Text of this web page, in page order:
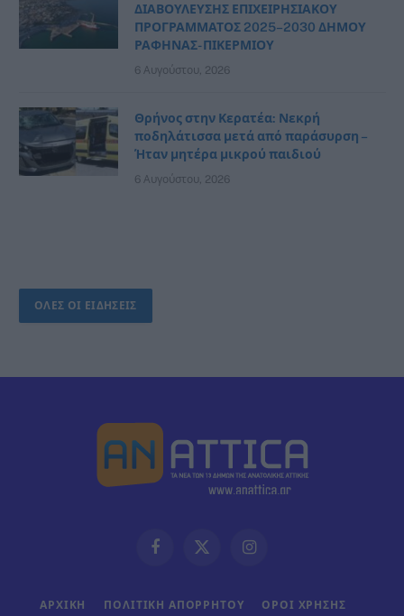
ΔΙΑΒΟΥΛΕΥΣΗΣ ΕΠΙΧΕΙΡΗΣΙΑΚΟΥ
ΠΡΟΓΡΑΜΜΑΤΟΣ 2025–2030 ΔΗΜΟΥ
ΡΑΦΗΝΑΣ- ΠΙΚΕΡΜΙΟΥ
6 Αυγούστου, 2026
Θρήνος στην Κερατέα: Νεκρή
ποδηλάτισσα μετά από παράσυρση –
Ήταν μητέρα μικρού παιδιού
6 Αυγούστου, 2026
ΟΛΕΣ ΟΙ ΕΙΔΗΣΕΙΣ
FacebookX
Instagram
ΑΡΧΙΚΗ ΠΟΛΙΤΙΚΗ ΑΠΟΡΡΗΤΟΥ ΟΡΟΙ ΧΡΗΣΗΣ